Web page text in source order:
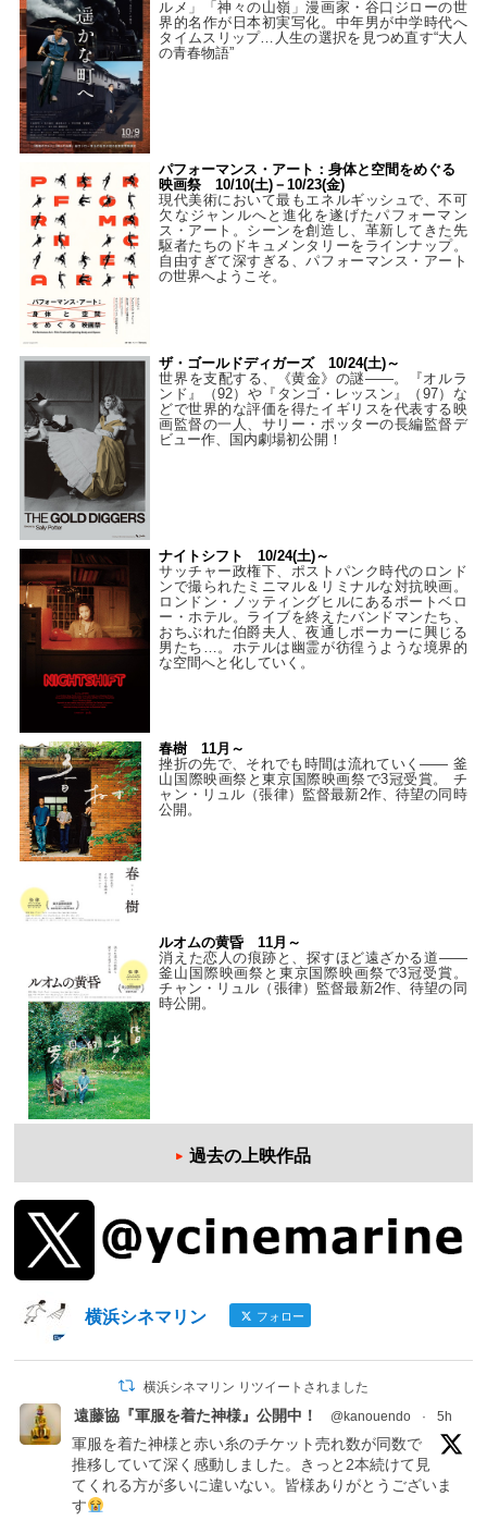
ルメ」「神々の山嶺」漫画家・谷口ジローの世
界的名作が日本初実写化。中年男が中学時代へ
タイムスリップ…人生の選択を見つめ直す“大人
の青春物語”
パフォーマンス・アート：身体と空間をめぐる
映画祭 10/10(土)－10/23(金)
現代美術において最もエネルギッシュで、不可
欠なジャンルへと進化を遂げたパフォーマン
ス・アート。シーンを創造し、革新してきた先
駆者たちのドキュメンタリーをラインナップ。
自由すぎて深すぎる、パフォーマンス・アート
の世界へようこそ。
ザ・ゴールドディガーズ 10/24(土)～
世界を支配する、《黄金》の謎――。『オルラ
ンド』（92）や『タンゴ・レッスン』（97）な
どで世界的な評価を得たイギリスを代表する映
画監督の一人、サリー・ポッターの長編監督デ
ビュー作、国内劇場初公開！
ナイトシフト 10/24(土)～
サッチャー政権下、ポストパンク時代のロンド
ンで撮られたミニマル＆リミナルな対抗映画。
ロンドン・ノッティングヒルにあるポートベロ
ー・ホテル。ライブを終えたバンドマンたち、
おちぶれた伯爵夫人、夜通しポーカーに興じる
男たち…。ホテルは幽霊が彷徨うような境界的
な空間へと化していく。
春樹 11月～
挫折の先で、それでも時間は流れていく—— 釜
山国際映画祭と東京国際映画祭で3冠受賞。 チ
ャン・リュル（張律）監督最新2作、待望の同時
公開。
ルオムの黄昏 11月～
消えた恋人の痕跡と、探すほど遠ざかる道——
釜山国際映画祭と東京国際映画祭で3冠受賞。
チャン・リュル（張律）監督最新2作、待望の同
時公開。
過去の上映作品
横浜シネマリン フォロー
横浜シネマリン リツイートされました
遠藤協『軍服を着た神様』公開中！ @kanouendo · 5h
軍服を着た神様と赤い糸のチケット売れ数が同数で
推移していて深く感動しました。きっと2本続けて見
てくれる方が多いに違いない。皆様ありがとうございま
す